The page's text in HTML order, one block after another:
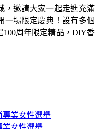
，邀請大家一起走進充滿
一場限定慶典！設有多個
周年限定精品，DIY香
業女性選舉